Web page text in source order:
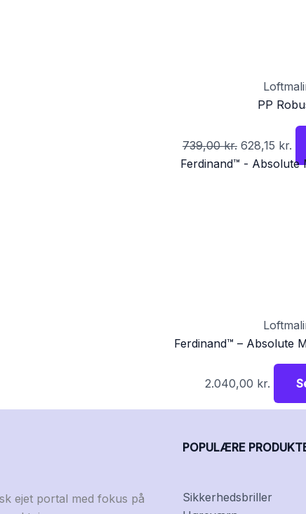
PP
739,00kr. 628,15 kr.
Ferdinand™ – Absolute
2.040,00 kr.
ejet portal med fokus på
POPULÆRE
Sikkerhedsbriller